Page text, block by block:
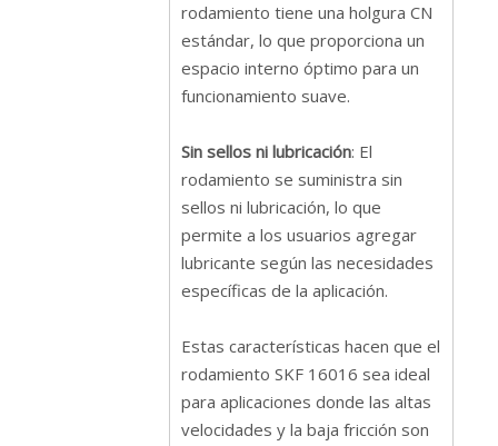
rodamiento tiene una holgura CN
estándar, lo que proporciona un
espacio interno óptimo para un
funcionamiento suave.
Sin sellos ni lubricación: El
rodamiento se suministra sin
sellos ni lubricación, lo que
permite a los usuarios agregar
lubricante según las necesidades
específicas de la aplicación.
Estas características hacen que el
rodamiento SKF 16016 sea ideal
para aplicaciones donde las altas
velocidades y la baja fricción son